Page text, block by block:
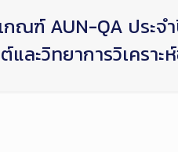
ณฑ์ AUN-QA ประ
ละวิทยาการวิเคราะ